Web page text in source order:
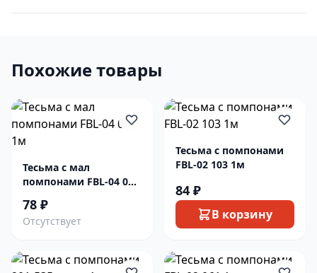
Похожие товары
Тесьма с мал
помпонами FBL-04 001
78 ₽
Отсутствует
Тесьма с помпонами
FBL-02 103 1м
84 ₽
В корзину